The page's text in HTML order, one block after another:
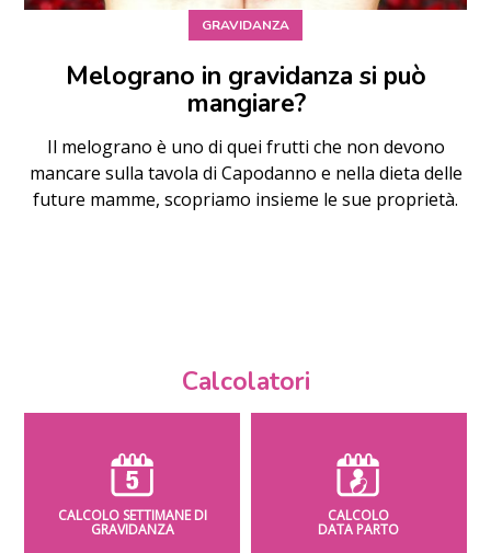
GRAVIDANZA
Melograno in gravidanza si può
mangiare?
Il melograno è uno di quei frutti che non devono
mancare sulla tavola di Capodanno e nella dieta delle
future mamme, scopriamo insieme le sue proprietà.
Calcolatori
CALCOLO SETTIMANE DI
GRAVIDANZA
CALCOLO
DATA PARTO